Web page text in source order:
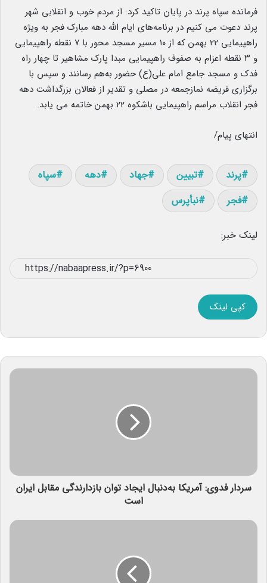
فرمانده سپاه پرند در پایان تاکید کرد: از مردم خوب و انقلابی شهر
پرند دعوت می کنیم در برنامه‌های ایام الله دهه مبارک فجر به ویژه
راهپیمایی ۲۲ بهمن که از ۱۰ مسیر مسجد محور با ۷ نقطه راهپیمایی
و ۳ نقطه اعزام به صفوف راهپیمایی مبدا پارک مشاهیر تا چهار راه
فدک و مسجد جامع امام علی(ع) حضور به‌هم رسانند و سپس با
برگزاری فریضه نمازجمعه در مصلی و تقدیر از فعالان بزرگداشت دهه
فجر انقلاب مراسم راهپیمایی باشکوه ۲۲ بهمن خاتمه می یابد.
انتهای پیام/
پرند تبیین جهاد دهه
سپاه
فجر
نبأپرس
لینک خبر:
کپی لینک
سردار فدوی: آمریکا به‌دنبال ایجاد توان بازدارندگی مقابل ایران
است